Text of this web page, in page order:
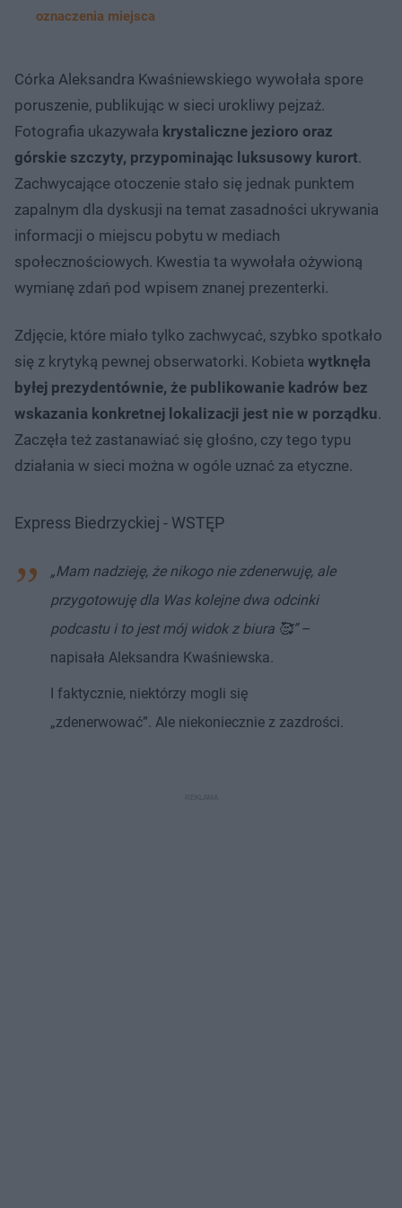
oznaczenia miejsca
Córka Aleksandra Kwaśniewskiego wywołała spore
poruszenie, publikując w sieci urokliwy pejzaż.
Fotografia ukazywała krystaliczne jezioro oraz
górskie szczyty, przypominając luksusowy kurort.
Zachwycające otoczenie stało się jednak punktem
zapalnym dla dyskusji na temat zasadności ukrywania
informacji o miejscu pobytu w mediach
społecznościowych. Kwestia ta wywołała ożywioną
wymianę zdań pod wpisem znanej prezenterki.
Zdjęcie, które miało tylko zachwycać, szybko spotkało
się z krytyką pewnej obserwatorki. Kobieta wytknęła
byłej prezydentównie, że publikowanie kadrów bez
wskazania konkretnej lokalizacji jest nie w porządku.
Zaczęła też zastanawiać się głośno, czy tego typu
działania w sieci można w ogóle uznać za etyczne.
Express Biedrzyckiej - WSTĘP
„Mam nadzieję, że nikogo nie zdenerwuję, ale
przygotowuję dla Was kolejne dwa odcinki
podcastu i to jest mój widok z biura 🥰”–
napisała Aleksandra Kwaśniewska.
I faktycznie, niektórzy mogli się
„zdenerwować”. Ale niekoniecznie z zazdrości.